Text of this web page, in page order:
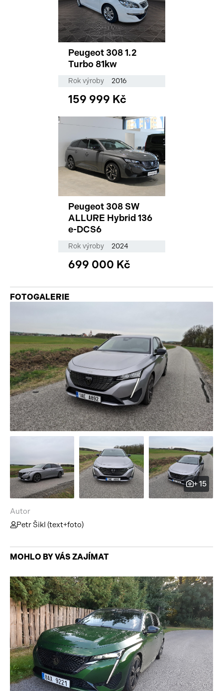
Peugeot 308 1.2
Turbo 81kw
Rok výroby 2016
159 999 Kč
Peugeot 308 SW
ALLURE Hybrid 136
e-DCS6
Rok výroby 2024
699 000 Kč
FOTOGALERIE
+ 15
Autor
Petr Šikl (text+foto)
MOHLO BY VÁS ZAJÍMAT